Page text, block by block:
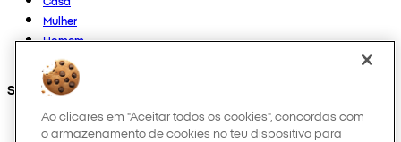
Mulher
Homem
Outros
Segue-nos em
Ao clicares em "Aceitar todos os cookies", concordas com
o armazenamento de cookies no teu dispositivo para